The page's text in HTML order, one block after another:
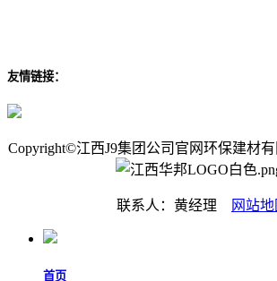
友情链接：
Copyright©江西J9集团公司官网环保建材有
联系人：黄经理 网站地
首页